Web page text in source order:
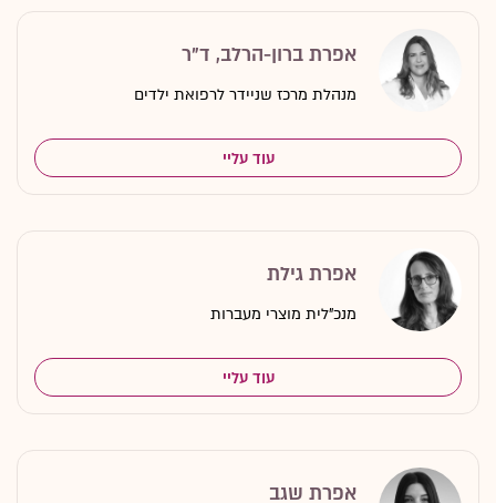
אפרת ברון-הרלב, ד"ר
מנהלת מרכז שניידר לרפואת ילדים
עוד עליי
אפרת גילת
מנכ"לית מוצרי מעברות
עוד עליי
אפרת שגב